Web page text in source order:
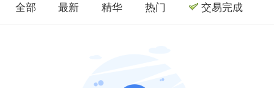
全部 最新 精华 热门 交易完成